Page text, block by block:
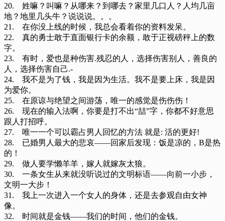
20. 姓嘛？叫嘛？从哪来？到哪去？家里几口人？人均几亩
地？地里几头牛？说说说。。。
21. 在你没上线的时候，我总会看着你的资料发呆。
22. 真的勇士敢于直面银行卡的余额，敢于正视磅秤上的数
字。
23. 有时，爱也是种伤害.残忍的人，选择伤害别人，善良的
人，选择伤害自己.-
24. 我不是为了钱，我是因为生活。我不是要上床，我是因
为爱你。
25. 在原谅与绝望之间游荡，唯一的感觉是伤伤伤！
26. 现在的输入法啊，你要是打不出“喆”字，你都不好意思
跟人打招呼。
27. 唯一一个可以霸占男人回忆的方法 就是: 活的更好!
28. 已婚男人最大的悲哀——回家后发现：饭是凉的，B是热
的！
29. 做人要学懒羊羊，嫁人就嫁灰太狼。
30. 一条女生从来就没听说过的文明标语——向前一小步，
文明一大步！
31. 我上一次进入一个女人的身体，还是去参观自由女神
像。
32. 时间就是金钱——我们的时间，他们的金钱。